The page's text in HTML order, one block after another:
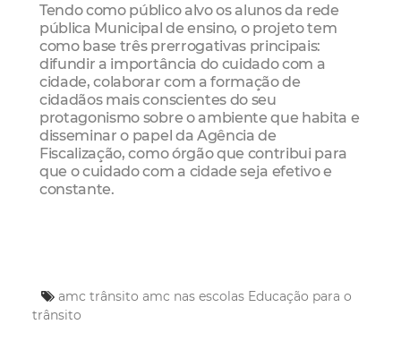
Tendo como público alvo os alunos da rede
pública Municipal de ensino, o projeto tem
como base três prerrogativas principais:
difundir a importância do cuidado com a
cidade, colaborar com a formação de
cidadãos mais conscientes do seu
protagonismo sobre o ambiente que habita e
disseminar o papel da Agência de
Fiscalização, como órgão que contribui para
que o cuidado com a cidade seja efetivo e
constante.
amc trânsito amc nas escolas Educação para o
trânsito